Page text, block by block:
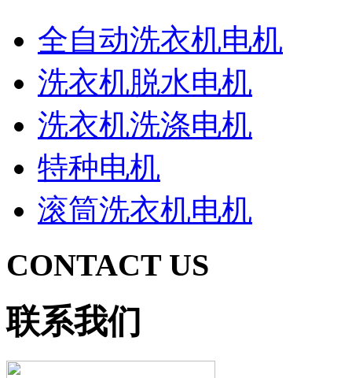
全自动洗衣机电机
洗衣机脱水电机
洗衣机洗涤电机
特种电机
滚筒洗衣机电机
CONTACT US
联系我们